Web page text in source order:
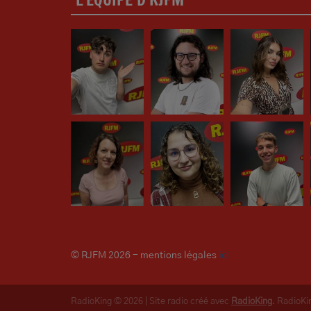
© RJFM 2026 - mentions légales ici
RadioKing © 2026 | Site radio créé avec RadioKing.